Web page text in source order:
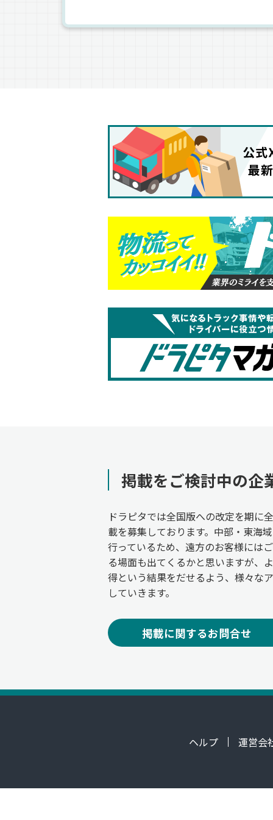
掲載をご検討中の企
ドラピタでは全国版への改定を期に
載を募集しております。中部・東海
行っているため、遠方のお客様には
る場面も出てくるかと思いますが、
得という結果をだせるよう、様々な
していきます。
掲載に関するお問合せ
ヘルプ 運営会